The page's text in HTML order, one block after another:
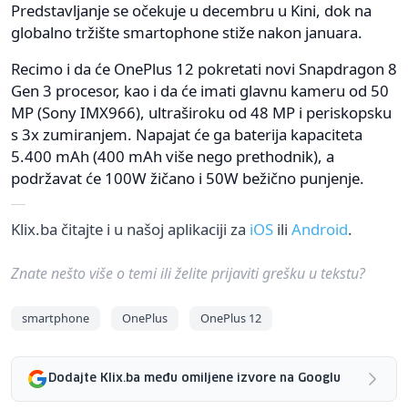
Predstavljanje se očekuje u decembru u Kini, dok na
globalno tržište smartophone stiže nakon januara.
Recimo i da će OnePlus 12 pokretati novi Snapdragon 8
Gen 3 procesor, kao i da će imati glavnu kameru od 50
MP (Sony IMX966), ultraširoku od 48 MP i periskopsku
s 3x zumiranjem. Napajat će ga baterija kapaciteta
5.400 mAh (400 mAh više nego prethodnik), a
podržavat će 100W žičano i 50W bežično punjenje.
Klix.ba čitajte i u našoj aplikaciji za iOS ili Android.
Znate nešto više o temi ili želite prijaviti grešku u tekstu?
smartphone OnePlus OnePlus 12
Dodajte Klix.ba među omiljene izvore na Googlu